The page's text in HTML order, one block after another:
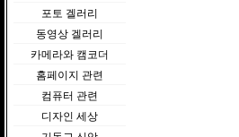
포토 겔러리
동영상 겔러리
카메라와 캠코더
홈페이지 관련
컴퓨터 관련
디자인 세상